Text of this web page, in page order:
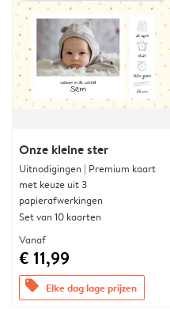
Onze kleine ster
Uitnodigingen | Premium kaart
met keuze uit 3
papierafwerkingen
Set van 10 kaarten
Vanaf
€ 11,99
offers Elke dag lage prijzen